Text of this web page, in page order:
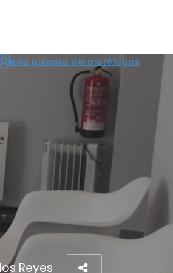
Área privada dermatólogos
Reyes